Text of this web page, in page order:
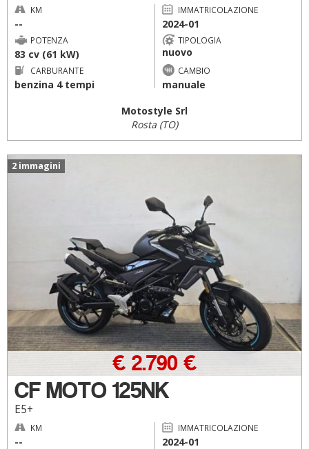
KM
--
IMMATRICOLAZIONE
2024-01
POTENZA
83 cv (61 kW)
TIPOLOGIA
nuovo
CARBURANTE
benzina 4 tempi
CAMBIO
manuale
Motostyle Srl
Rosta (TO)
2 immagini
CF MOTO 125NK
E5+
€ 2.790 €
KM
--
IMMATRICOLAZIONE
2024-01